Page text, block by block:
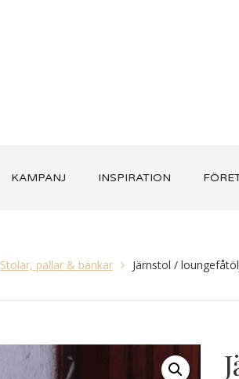
KAMPANJ INSPIRATION
Stolar, pallar & bänkar Järnstol /